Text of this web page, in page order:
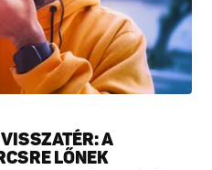
A
LŐNEK